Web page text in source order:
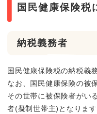
国民健康保険税
納税義務者
国民健康保険税の納税義
なお、国民健康保険の被
その世帯に被保険者がい
者(擬制世帯主)となりま